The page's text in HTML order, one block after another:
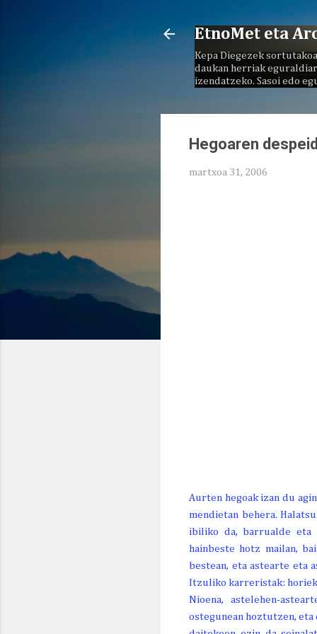
EtnoMet eta
Kepa Diegezek
daukan herriak
izendatzeko. Sasoi edo
Hegoaren
martxoa 31, 2006
Aurten hegoak izan du
mendietan behera.
ibiliko da, barrualde eta
hainbeste hotz mailan,
bestean, eta astearte eta
Itzuliko karreristak:
Nioena, astelehen-
ostegunean hoztutzen,